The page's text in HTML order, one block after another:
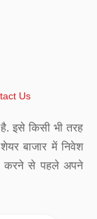
Us
इसे किसी भी तरह
बाजार में निवेश
करने से पहले अपने